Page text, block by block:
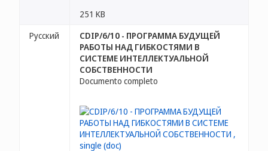
251 KB
Русский
CDIP/6/10 - ПРОГРАММА БУДУЩЕЙ
РАБОТЫ НАД ГИБКОСТЯМИ В
СИСТЕМЕ ИНТЕЛЛЕКТУАЛЬНОЙ
СОБСТВЕННОСТИ
Documento completo